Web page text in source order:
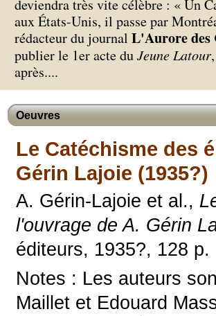
deviendra très vite célèbre : « Un
aux États-Unis, il passe par
rédacteur du journal L'Aurore des
publier le 1er acte duJeune Latour
après....
Oeuvres
Le Catéchisme des
Gérin Lajoie (1935?)
A. Gérin-Lajoie et al.,
l'ouvrage de A. Gérin
éditeurs, 1935?, 128
Notes : Les auteurs
Maillet et Edouard